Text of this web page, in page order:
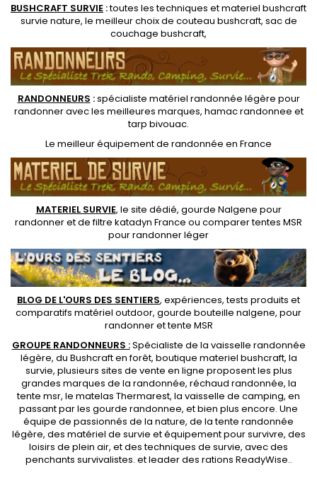
BUSHCRAFT SURVIE :toutes les techniques etmateriel bushcraft
survie nature, le meilleur choix de couteau bushcraft, sac de
couchage bushcraft,
RANDONNEURS :spécialiste matériel randonnée légère pour
randonner avec les meilleures marques, hamac randonnee et
tarp bivouac.
Le meilleur équipement de randonnée en France
MATERIEL SURVIE, le site dédié, gourde Nalgene pour
randonneret defiltre katadyn France ou comparer tentes MSR
pour randonner léger
BLOG DE L'OURS DES SENTIERS, expériences, tests produits et
comparatifs matériel outdoor, gourde bouteille nalgene, pour
randonner ettente MSR
GROUPE RANDONNEURS :Spécialiste de la vaisselle randonnée
légère, du Bushcraft en forêt, boutique materiel bushcraft, la
survie, plusieurs sites de vente en ligne proposent les plus
grandes marques de la randonnée, réchaud randonnée, la
tente msr, le matelas Thermarest, la vaisselle de camping, en
passant par les gourde randonnee, et bien plus encore. Une
équipe de passionnés de la nature, de latente randonnée
légère, des matériel de survie et équipement pour survivre, des
loisirs de plein air, et des techniques de survie, avec des
penchants survivalistes. et leader des rations ReadyWise..